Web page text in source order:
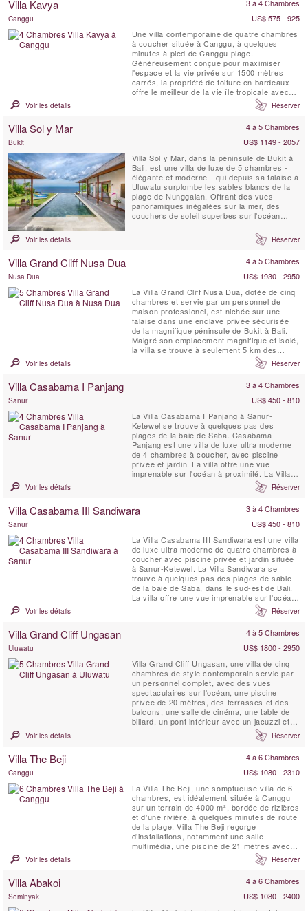
rizières en terrasses et une série de ...
Villa Kavya 3 à 4 Chambres
Canggu
US$ 575 - 925
Une villa contemporaine de quatre chambres
à coucher située à Canggu, à quelques
minutes à pied de Canggu plage.
Généreusement conçue pour maximiser
l'espace et la vie privée sur 1500 mètres
carrés, la propriété de toiture en bardeaux
offre le meilleur de la vie île tropicale avec
Voir les détails Réserver
Villa Sol y Mar 4 à 5 Chambres
Bukit
US$ 1149 - 2057
Villa Sol y Mar, dans la péninsule de Bukit à
Bali, est une villa de luxe de 5 chambres -
élégante et moderne - qui depuis sa falaise à
Uluwatu surplombe les sables blancs de la
plage de Nunggalan. Offrant des vues
panoramiques inégalées sur la mer, des
couchers de soleil superbes sur l'océan
y Mar offre un sejour confortable et luxueux
Voir les détails Réserver
Villa Grand Cliff Nusa Dua 4 à 5 Chambres
Nusa Dua
US$ 1930 - 2950
La Villa Grand Cliff Nusa Dua, dotée de cinq
chambres et servie par un personnel de
maison professionel, est nichée sur une
falaise dans une enclave privée sécurisée
de la magnifique péninsule de Bukit à Bali.
Malgré son emplacement magnifique et isolé,
la villa se trouve à seulement 5 km des
commerces, des restaurants, du golf et des
activités nautiques de Nusa Dua, qui sont
voiture et au chauffeur gratuits de la villa.
Voir les détails Réserver
Villa Casabama I Panjang 3 à 4 Chambres
Sanur
US$ 450 - 810
La Villa Casabama I Panjang à Sanur-
Ketewel se trouve à quelques pas des
plages de la baie de Saba. Casabama
Panjang est une villa de luxe ultra moderne
de 4 chambres à coucher, avec piscine
privée et jardin. La villa offre une vue
imprenable sur l'océan à proximité. La Villa
Casabama I Panjang est située dans
l'enceinte de Casabama Villas, qui comprend
personnel complet.
Voir les détails Réserver
Villa Casabama III Sandiwara 3 à 4 Chambres
Sanur
US$ 450 - 810
La Villa Casabama III Sandiwara est une villa
de luxe ultra moderne de quatre chambres à
coucher avec piscine privée et jardin située
à Sanur-Ketewel. La Villa Sandiwara se
trouve à quelques pas des plages de sable
de la baie de Saba, dans le sud-est de Bali.
La villa offre une vue imprenable sur l'océan
à proximité et sur le volcan. La Villa
Casabama III Sandiwara est située dans
trois villas de luxe indépendantes et ...
Voir les détails Réserver
Villa Grand Cliff Ungasan 4 à 5 Chambres
Uluwatu
US$ 1800 - 2950
Villa Grand Cliff Ungasan, une villa de cinq
chambres de style contemporain servie par
un personnel complet, avec des vues
spectaculaires sur l'océan, une piscine
privée de 20 mètres, des terrasses et des
balcons, une salle de cinéma, une table de
billard, un pont inférieur avec un jacuzzi et
un belvédère de relaxation . Cette villa
exceptionnelle à Bali est située dans
d'une falaise sur la spectaculaire péninsule
Voir les détails Réserver
Villa The Beji 4 à 6 Chambres
Canggu
US$ 1080 - 2310
La Villa The Beji, une somptueuse villa de 6
chambres, est idéalement située à Canggu
sur un terrain de 4000 m², bordée de rizières
et d’une rivière, à quelques minutes de route
de la plage. Villa The Beji regorge
d’installations, notamment une salle
multimédia, une piscine de 21 mètres avec
zones peu profondes pour les jeunes
enfants, un espace de massage et spa de
football, un panier de basketball, un court de
Voir les détails Réserver
Villa Abakoi 4 à 6 Chambres
Seminyak
US$ 1080 - 2400